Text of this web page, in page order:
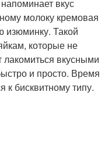
вкус
молоку кремовая
изюминку. Такой
которые не
вкусными
и просто. Время
к бисквитному типу.